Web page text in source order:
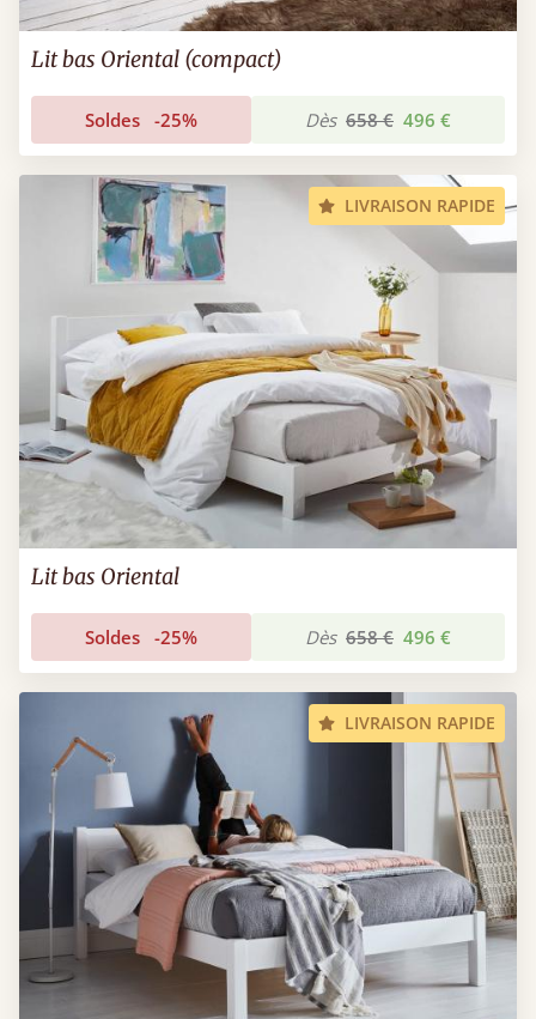
Lit bas Oriental (compact)
Soldes -25% Dès 658 € 496 €
LIVRAISON RAPIDE
Lit bas Oriental
Soldes -25% Dès 658 € 496 €
LIVRAISON RAPIDE